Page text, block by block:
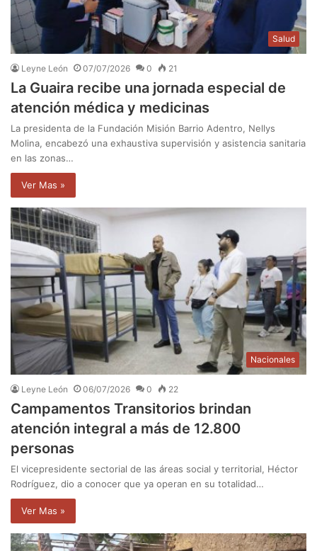
Salud
Leyne León 07/07/2026 0 21
La Guaira recibe una jornada especial de
atención médica y medicinas
La presidenta de la Fundación Misión Barrio Adentro, Nellys
Molina, encabezó una exhaustiva supervisión y asistencia sanitaria
en las zonas…
Ver Mas »
Nacionales
Leyne León 06/07/2026 0 22
Campamentos Transitorios brindan
atención integral a más de 12.800
personas
El vicepresidente sectorial de las áreas social y territorial, Héctor
Rodríguez, dio a conocer que ya operan en su totalidad…
Ver Mas »